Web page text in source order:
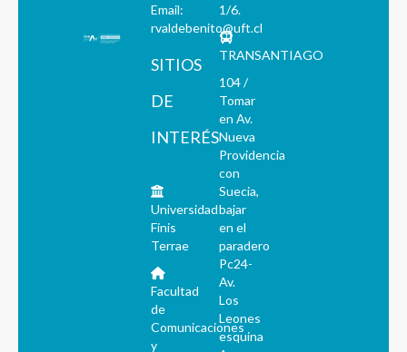
Email:
rvaldebenito@uft.cl
SITIOS
DE
INTERÉS
Universidad
Finis
Terrae
Facultad
de
Comunicaciones
y
1/6.
TRANSANTIAGO
104 /
Tomar
en Av.
Nueva
Providencia
con
Suecia,
bajar
en el
paradero
Pc24-
Av.
Los
Leones
esquina